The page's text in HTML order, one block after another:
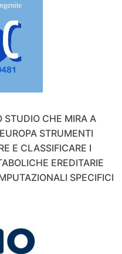
STUDIO CHE MIRA A
STRUMENTI
E CLASSIFICARE I
EREDITARIE
SPECIFICI